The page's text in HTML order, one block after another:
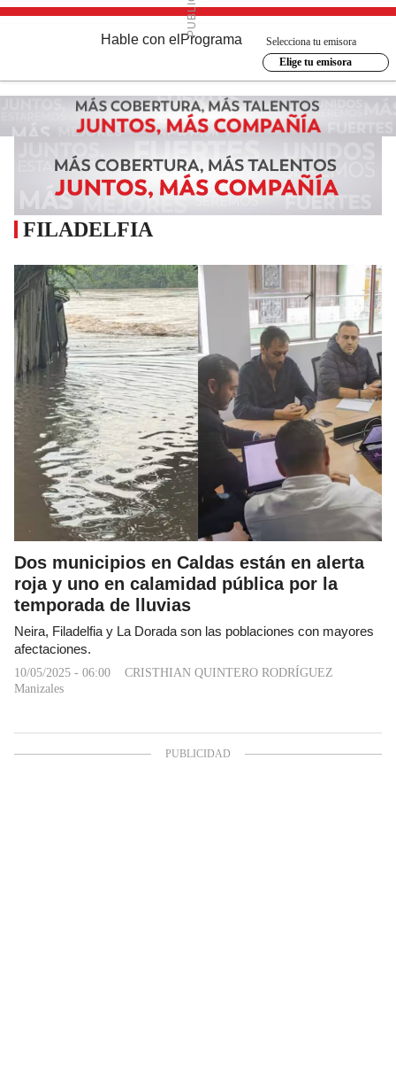
Hable con el Programa
Selecciona tu emisora
Elige tu emisora
FILADELFIA
Dos municipios en Caldas están en alerta
roja y uno en calamidad pública por la
temporada de lluvias
Neira, Filadelfia y La Dorada son las poblaciones con mayores
afectaciones.
10/05/2025 - 06:00
CRISTHIAN QUINTERO RODRÍGUEZ
Manizales